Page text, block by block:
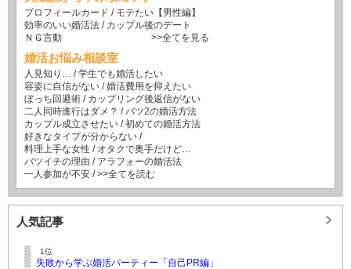
プロフィールカード / モテたい【男性編】
効率のいい婚活法 / カップル後のデート
ＮＧ言動
>>全てを見る
婚活お悩み相談室
人見知り… /学生でも婚活したい
容姿に自信がない /婚活費用を抑えたい
ぼっち回避術 / カップリング後返信がない
二人同時進行はダメ？ /バツ2の婚活方法
カップル成立させたい /初めての婚活方法
好きなタイプが分からない /
料理上手な女性 / オタクで奥手だけど…
バツイチの理由 / アラフォーの婚活法
一人参加が不安 />>全てを読む
人気記事
1位
失敗から学ぶ婚活パーティー「自己PR編」